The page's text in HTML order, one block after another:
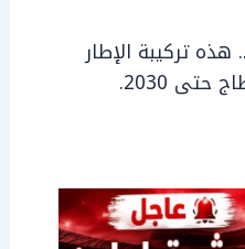
تركيبة الإطار
2030.